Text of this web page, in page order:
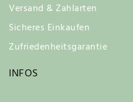
Versand & Zahlarten
Sicheres Einkaufen
Zufriedenheitsgarantie
INFOS